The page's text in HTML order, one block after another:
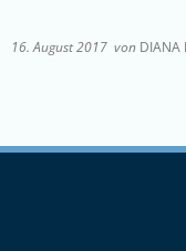
16. August 2017 von DIANA